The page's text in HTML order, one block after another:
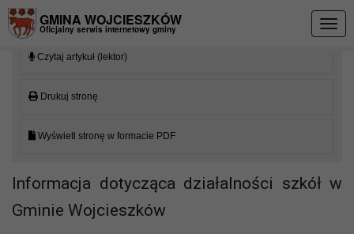
GMINA WOJCIESZKÓW
Oficjalny serwis internetowy gminy
Czytaj artykuł (lektor)
Drukuj stronę
Wyświetl stronę w formacie PDF
Informacja dotycząca działalności szkół w
Gminie Wojcieszków